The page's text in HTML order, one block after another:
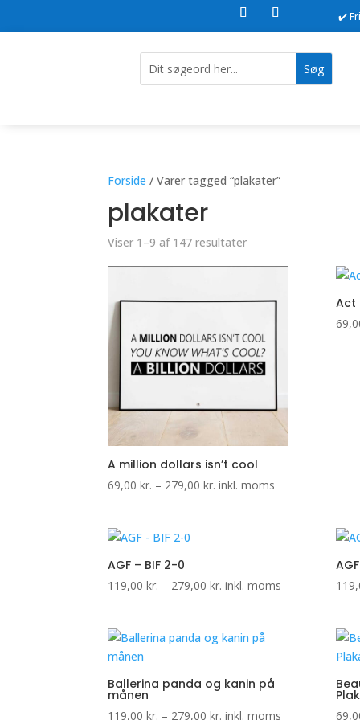
✔️
Forside / Varer tagged “plakater”
plakater
Viser 1–9 af 147 resultater
A million dollars isn’t cool
69,00kr. – 279,00kr. Prisinterval:
inkl. moms
Act
AGF – BIF 2-0
119,00kr. – 279,00kr. Prisinterval:
279,00 kr.
inkl. moms
Ballerina panda og kanin på
månen
119,00kr. – 279,00kr. Prisinterval:
inkl. moms